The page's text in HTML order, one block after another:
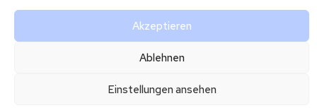
Akzeptieren
Ablehnen
Einstellungen ansehen
Back To Top